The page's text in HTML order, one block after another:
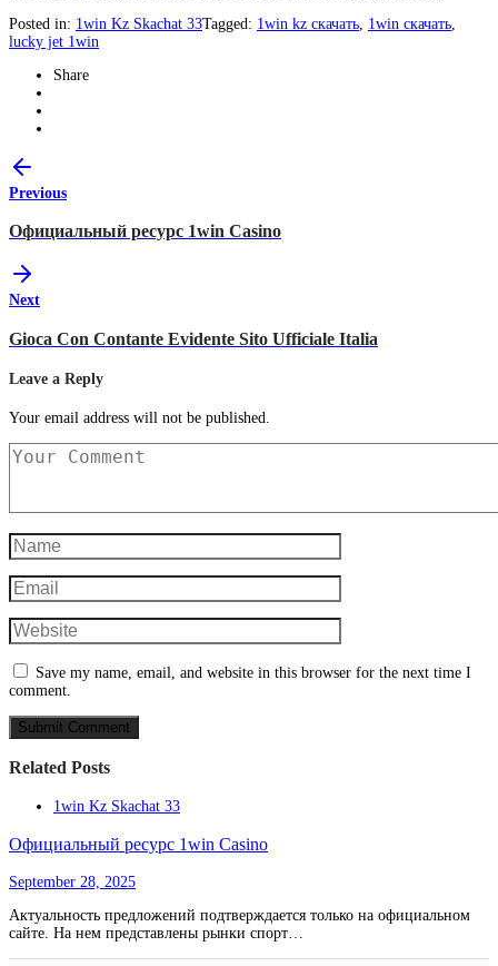
Posted in: 1win Kz Skachat 33Tagged: 1win kz скачать 1win скачать
lucky jet 1win
Share
Previous
Официальный ресурс 1win Casino
Next
Gioca Con Contante Evidente Sito Ufficiale Italia
Leave a Reply
Your email address will not be published.
Save my name, email, and website in this browser for the next time I
comment.
Related Posts
1win Kz Skachat 33
Официальный ресурс 1win Casino
September 28, 2025
Актуальность предложений подтверждается только на официальном
сайте. На нем представлены рынки спорт…